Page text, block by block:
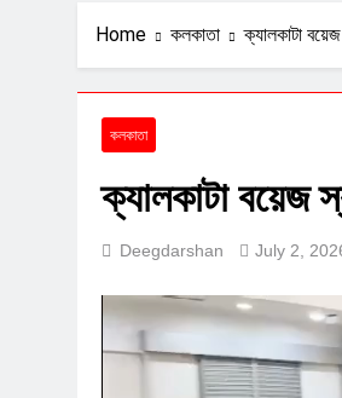
Home কলকাতা ক্যালকাটা
কলকাতা
ক্যালকাটা বয়েজ
Deegdarshan July 2,